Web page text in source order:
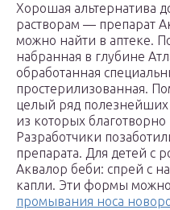
Хорошая альтернатива
растворам — препарат
можно найти в аптеке.
набранная в глубине
обработанная
простерилизованная.
целый ряд
из которых благотворно
Разработчики
препарата. Для детей с
Аквалор беби: спрей с
капли. Эти формы можно
промывания носа